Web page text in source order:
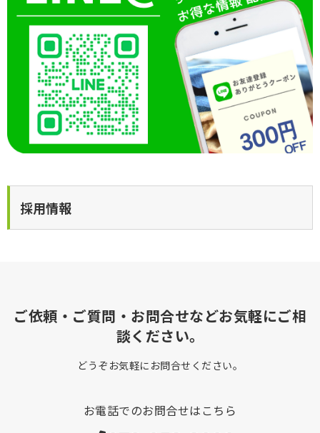
採用情報
ご依頼・ご質問・お問合せなどお気軽にご相
談ください。
どうぞお気軽にお問合せください。
お電話でのお問合せはこちら